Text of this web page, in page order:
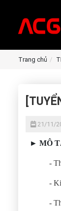
Trang chủ
21/11/
► MÔ
-
-
-